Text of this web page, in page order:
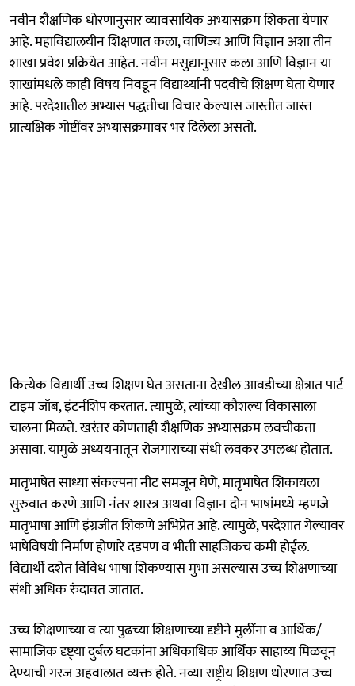
नवीन शैक्षणिक धोरणानुसार व्यावसायिक अभ्यासक्रम शिकता येणार
आहे. महाविद्यालयीन शिक्षणात कला, वाणिज्य आणि विज्ञान अशा तीन
शाखा प्रवेश प्रक्रियेत आहेत. नवीन मसुद्यानुसार कला आणि विज्ञान या
शाखांमधले काही विषय निवडून विद्यार्थ्यांनी पदवीचे शिक्षण घेता येणार
आहे. परदेशातील अभ्यास पद्धतीचा विचार केल्यास जास्तीत जास्त
प्रात्यक्षिक गोष्टींवर अभ्यासक्रमावर भर दिलेला असतो.
कित्येक विद्यार्थी उच्च शिक्षण घेत असताना देखील आवडीच्या क्षेत्रात पार्ट
टाइम जॉब, इंटर्नशिप करतात. त्यामुळे, त्यांच्या कौशल्य विकासाला
चालना मिळते. खरंतर कोणताही शैक्षणिक अभ्यासक्रम लवचीकता
असावा. यामुळे अध्ययनातून रोजगाराच्या संधी लवकर उपलब्ध होतात.
मातृभाषेत साध्या संकल्पना नीट समजून घेणे, मातृभाषेत शिकायला
सुरुवात करणे आणि नंतर शास्त्र अथवा विज्ञान दोन भाषांमध्ये म्हणजे
मातृभाषा आणि इंग्रजीत शिकणे अभिप्रेत आहे. त्यामुळे, परदेशात गेल्यावर
भाषेविषयी निर्माण होणारे दडपण व भीती साहजिकच कमी होईल.
विद्यार्थी दशेत विविध भाषा शिकण्यास मुभा असल्यास उच्च शिक्षणाच्या
संधी अधिक रुंदावत जातात.
उच्च शिक्षणाच्या व त्या पुढच्या शिक्षणाच्या दृष्टीने मुलींना व आर्थिक/
सामाजिक दृष्ट्‍या दुर्बल घटकांना अधिकाधिक आर्थिक साहाय्य मिळवून
देण्याची गरज अहवालात व्यक्त होते. नव्या राष्ट्रीय शिक्षण धोरणात उच्च